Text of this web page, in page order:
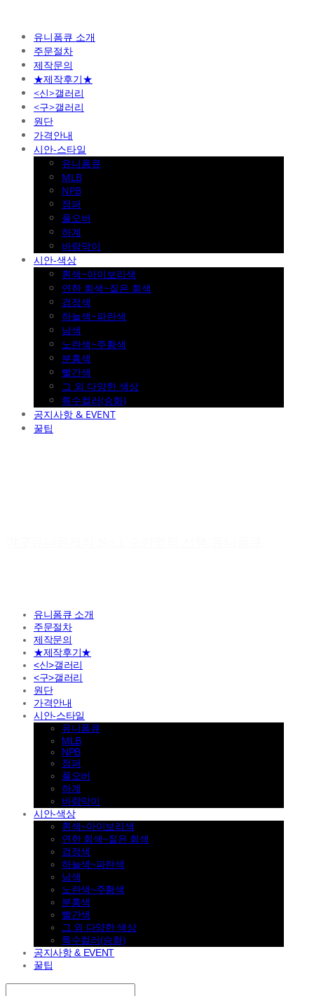
유니폼큐 소개
주문절차
제작문의
★제작후기★
<신>갤러리
<구>갤러리
원단
가격안내
시안-스타일
유니폼큐
MLB
NPB
점퍼
풀오버
하계
바람막이
시안-색상
흰색~아이보리색
연한 회색~짙은 회색
검정색
하늘색~파란색
남색
노란색~주황색
분홍색
빨간색
그 외 다양한 색상
특수컬러(승화)
공지사항 & EVENT
꿀팁
유니폼큐 소개
주문절차
제작문의
★제작후기★
<신>갤러리
<구>갤러리
원단
가격안내
시안-스타일
유니폼큐
MLB
NPB
점퍼
풀오버
하계
바람막이
시안-색상
흰색~아이보리색
연한 회색~짙은 회색
검정색
하늘색~파란색
남색
노란색~주황색
분홍색
빨간색
그 외 다양한 색상
특수컬러(승화)
공지사항 & EVENT
꿀팁